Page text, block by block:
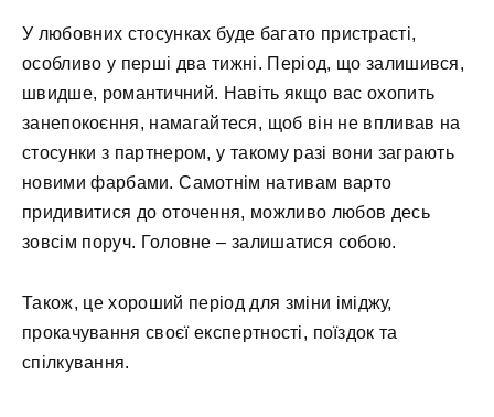
У любовних стосунках буде багато пристрасті,
особливо у перші два тижні. Період, що залишився,
швидше, романтичний. Навіть якщо вас охопить
занепокоєння, намагайтеся, щоб він не впливав на
стосунки з партнером, у такому разі вони заграють
новими фарбами. Самотнім нативам варто
придивитися до оточення, можливо любов десь
зовсім поруч. Головне – залишатися собою.
Також, це хороший період для зміни іміджу,
прокачування своєї експертності, поїздок та
спілкування.